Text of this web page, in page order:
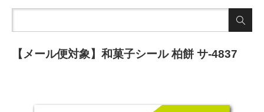
【メール便対象】和菓子シール 柏餅 サ-4837